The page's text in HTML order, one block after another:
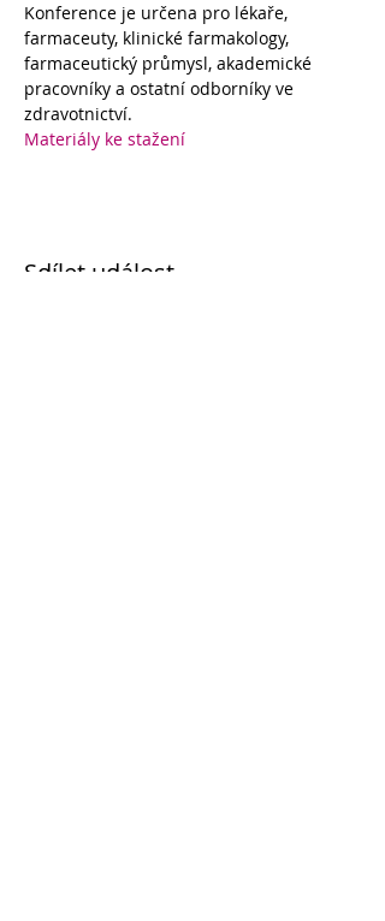
Konference je určena pro lékaře,
farmaceuty, klinické farmakology,
farmaceutický průmysl, akademické
pracovníky a ostatní odborníky ve
zdravotnictví.
Materiály ke stažení
Sdílet událost